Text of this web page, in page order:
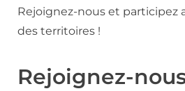
Rejoignez-nous et participez
des territoires !
Rejoignez-